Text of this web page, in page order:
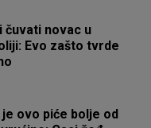
čuvati novac u
Evo zašto tvrde
ovo piće bolje od